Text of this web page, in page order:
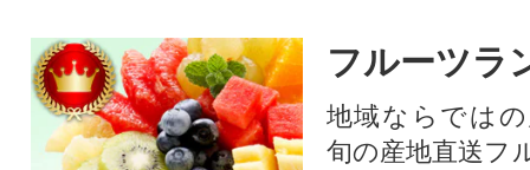
フルーツラ
地域ならでは
旬の産地直送フ